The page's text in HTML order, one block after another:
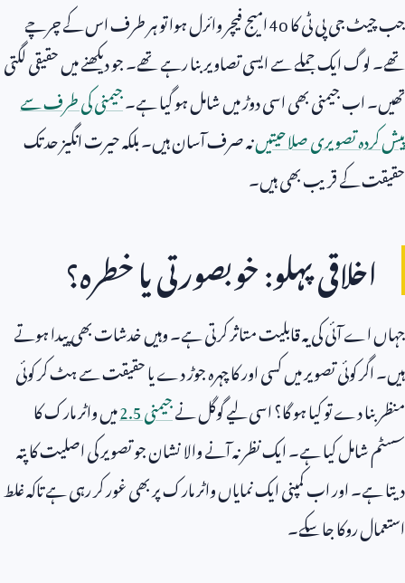
جب چیٹ جی پی ٹی کا4oامیج فیچر وائرل ہوا تو ہر طرف اس کے چرچے
تھے۔ لوگ ایک جملے سے ایسی تصاویر بنا رہے تھے۔ جو دیکھنے میں حقیقی لگتی
تھیں۔ اب جیمنی بھی اسی دوڑ میں شامل ہو گیا ہے۔جیمنی کی طرف سے
پیش کردہ تصویری صلاحیتیںنہ صرف آسان ہیں۔ بلکہ حیرت انگیز حد تک
حقیقت کے قریب بھی ہیں۔
اخلاقی پہلو: خوبصورتی یا خطرہ؟
جہاں اے آئی کی یہ قابلیت متاثر کرتی ہے۔ وہیں خدشات بھی پیدا ہوتے
ہیں۔ اگر کوئی تصویر میں کسی اور کا چہرہ جوڑ دے یا حقیقت سے ہٹ کر کوئی
منظر بنا دے تو کیا ہو گا؟ اسی لیے گوگل نےجیمنی2.5میں واٹر مارک کا
سسٹم شامل کیا ہے۔ ایک نظر نہ آنے والا نشان جو تصویر کی اصلیت کا پتہ
دیتا ہے۔ اور اب کمپنی ایک نمایاں واٹر مارک پر بھی غور کر رہی ہے تاکہ غلط
استعمال روکا جا سکے۔